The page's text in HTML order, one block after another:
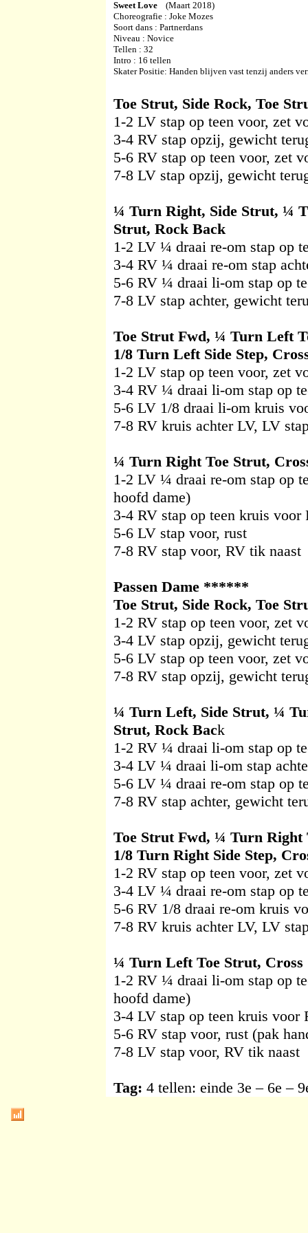
Sweet Love
(Maart 2018)
Choreografie : Joke Mozes
Soort dans : Partnerdans
Niveau : Novice
Tellen : 32
Intro : 16 tellen
Skater Positie: Handen blijven vast tenzij anders
Toe Strut, Side Rock, Toe
1-2 LV stap op teen voor, zet
3-4 RV stap opzij, gewicht
5-6 RV stap op teen voor, zet
7-8 LV stap opzij, gewicht
¼ Turn Right, Side Strut, ¼
Strut, Rock Back
1-2 LV ¼ draai re-om stap op
3-4 RV ¼ draai re-om stap
5-6 RV ¼ draai li-om stap op
7-8 LV stap achter, gewicht
Toe Strut Fwd, ¼ Turn Left
1/8 Turn Left Side Step,
1-2 LV stap op teen voor, zet
3-4 RV ¼ draai li-om stap op
5-6 LV 1/8 draai li-om kruis
7-8 RV kruis achter LV, LV
¼ Turn Right Toe Strut,
1-2 LV ¼ draai re-om stap op
hoofd dame)
3-4 RV stap op teen kruis voor
5-6 LV stap voor, rust
7-8 RV stap voor, RV tik naast
Passen Dame ******
Toe Strut, Side Rock, Toe
1-2 RV stap op teen voor, zet
3-4 LV stap opzij, gewicht
5-6 LV stap op teen voor, zet
7-8 RV stap opzij, gewicht
¼ Turn Left, Side Strut, ¼
Strut, Rock Back
1-2 RV ¼ draai li-om stap op
3-4 LV ¼ draai li-om stap
5-6 LV ¼ draai re-om stap op
7-8 RV stap achter, gewicht
Toe Strut Fwd, ¼ Turn Right
1/8 Turn Right Side Step,
1-2 RV stap op teen voor, zet
3-4 LV ¼ draai re-om stap op
5-6 RV 1/8 draai re-om kruis
7-8 RV kruis achter LV, LV
¼ Turn Left Toe Strut, Cross
1-2 RV ¼ draai li-om stap op
hoofd dame)
3-4 LV stap op teen kruis voor
5-6 RV stap voor, rust (pak
7-8 LV stap voor, RV tik naast
Tag: 4 tellen: einde 3e – 6e –